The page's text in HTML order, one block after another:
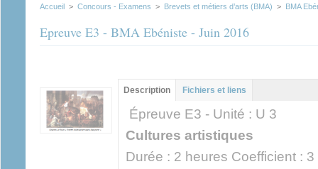
Accueil > Concours - Examens > Brevets et métiers d’arts (BMA) > BMA
Epreuve E3 - BMA Ebéniste - Juin 2016
Groupe principal
Description (onglet
actif)
Fichiers et liens
Épreuve E3 - Unité : U 3
Cultures artistiques
Durée : 2 heures Coefficient : 3